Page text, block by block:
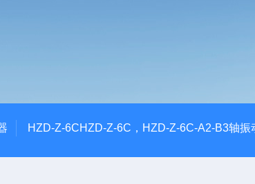
HZD-Z-6CHZD-Z-6C，HZD-Z-6C-A2-B3轴振